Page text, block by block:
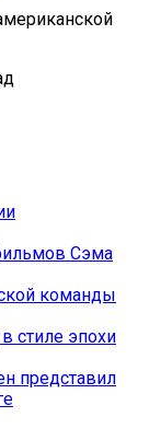
Сэма
команды
стиле эпохи
представил